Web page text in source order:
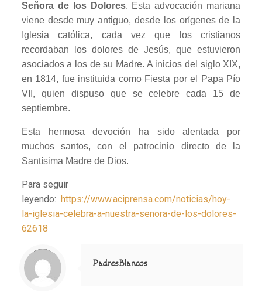
Señora de los Dolores. Esta advocación mariana
viene desde muy antiguo, desde los orígenes de la
Iglesia católica, cada vez que los cristianos
recordaban los dolores de Jesús, que estuvieron
asociados a los de su Madre. A inicios del siglo XIX,
en 1814, fue instituida como Fiesta por el Papa Pío
VII, quien dispuso que se celebre cada 15 de
septiembre.
Esta hermosa devoción ha sido alentada por
muchos santos, con el patrocinio directo de la
Santísima Madre de Dios.
Para seguir
leyendo: https://www.aciprensa.com/noticias/hoy-
la-iglesia-celebra-a-nuestra-senora-de-los-dolores-
62618
Notice
: Trying to access array offset on value of type null in
/home/misioner/public_html/padresblancos/themes/betheme/includes/content-single.php
on line
286
PadresBlancos